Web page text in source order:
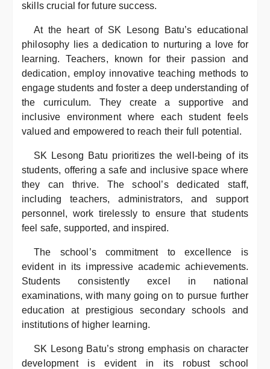
skills crucial for future success.
At the heart of SK Lesong Batu’s educational
philosophy lies a dedication to nurturing a love for
learning. Teachers, known for their passion and
dedication, employ innovative teaching methods to
engage students and foster a deep understanding of
the curriculum. They create a supportive and
inclusive environment where each student feels
valued and empowered to reach their full potential.
SK Lesong Batu prioritizes the well-being of its
students, offering a safe and inclusive space where
they can thrive. The school’s dedicated staff,
including teachers, administrators, and support
personnel, work tirelessly to ensure that students
feel safe, supported, and inspired.
The school’s commitment to excellence is
evident in its impressive academic achievements.
Students consistently excel in national
examinations, with many going on to pursue further
education at prestigious secondary schools and
institutions of higher learning.
SK Lesong Batu’s strong emphasis on character
development is evident in its robust school